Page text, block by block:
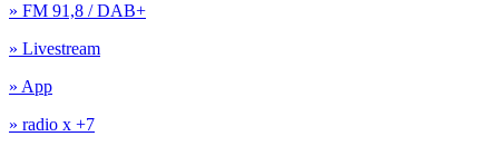
» FM 91,8 / DAB+
» Livestream
» App
» radio x +7